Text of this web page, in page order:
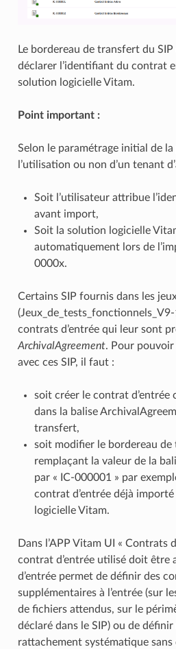
Le bordereau de transfert du
déclarer l’identifiant du contrat
solution logicielle Vitam.
Point important :
Selon le paramétrage initial de
l’utilisation ou non d’un tenant
Soit l’utilisateur attribue
avant import,
Soit la solution logicielle
automatiquement lors de
0000x.
Certains SIP fournis dans les
contrats d’entrée qui leur sont
ArchivalAgreement. Pour
avec ces SIP, il faut :
soit créer le contrat d’entrée
dans la balise
transfert,
soit modifier le bordereau de
remplaçant la valeur de la
par « IC-000001 » par
contrat d’entrée déjà
logicielle Vitam.
Dans l’APP Vitam UI « Contrats
contrat d’entrée utilisé doit être
d’entrée permet de définir des
supplémentaires à l’entrée (sur
de fichiers attendus, sur le
déclaré dans le SIP) ou de
rattachement systématique sans